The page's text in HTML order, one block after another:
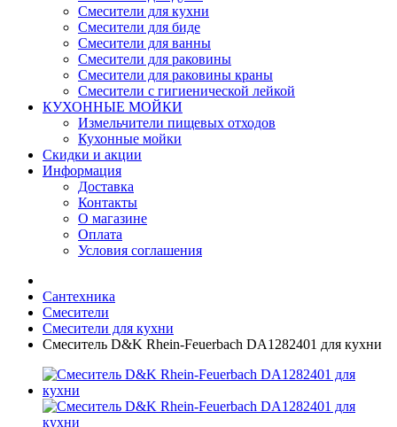
Смесители для кухни
Смесители для биде
Смесители для ванны
Смесители для раковины
Смесители для раковины краны
Смесители с гигиенической лейкой
КУХОННЫЕ МОЙКИ
Измельчители пищевых отходов
Кухонные мойки
Скидки и акции
Информация
Доставка
Контакты
О магазине
Оплата
Условия соглашения
Сантехника
Смесители
Смесители для кухни
Смеситель D&K Rhein-Feuerbach DA1282401 для кухни